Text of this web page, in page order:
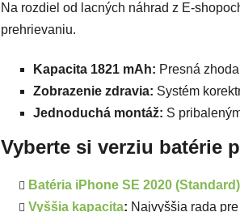
Na rozdiel od lacných náhrad z E-
prehrievaniu.
Kapacita 1821 mAh: Presná
Zobrazenie zdravia: Systém
Jednoduchá montáž: S
Vyberte si verziu batérie
Batéria iPhone SE 2020 (Standard)
Vyššia kapacita: Najvyššia rada